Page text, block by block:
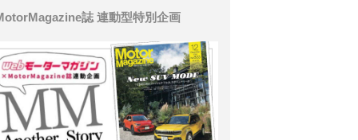
誌 連動型特別企画